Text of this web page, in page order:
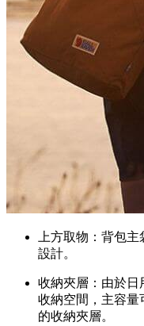
上方取物：背包
設計。
收納夾層：由於日
收納空間，主容量
的收納夾層。